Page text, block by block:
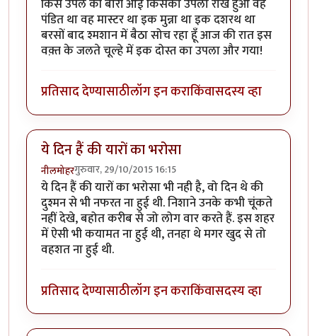
पंडित था वह मास्टर था इक मुन्ना था इक दशरथ था
बरसों बाद श्मशान में बैठा सोच रहा हूँ आज की रात इस
वक़्त के जलते चूल्हे में इक दोस्त का उपला और गया!
प्रतिसाद देण्यासाठीलॉग इन कराकिंवासदस्य व्हा
ये दिन हैं की यारों का भरोसा
नीलमोहरगुरुवार, 29/10/2015 16:15
ये दिन हैं की यारों का भरोसा भी नही है, वो दिन थे की
दुश्मन से भी नफरत ना हुई थी. निशाने उनके कभी चूंकते
नहीं देखे, बहोत करीब से जो लोग वार करते हैं. इस शहर
में ऐसी भी कयामत ना हुई थी, तनहा थे मगर खुद से तो
वहशत ना हुई थी.
प्रतिसाद देण्यासाठीलॉग इन कराकिंवासदस्य व्हा